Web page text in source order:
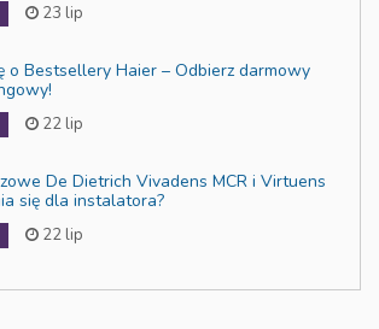
23 lip
o Bestsellery Haier – Odbierz darmowy
22 lip
De Dietrich Vivadens MCR i Virtuens
się dla instalatora?
22 lip